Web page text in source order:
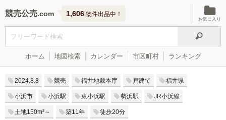
競売公売 1,606 物件出品中！
お気に入り
ホーム 地図検索 カレンダー 市区町村 ランキング
2024.8.8 競売 福井地裁本庁 戸建て 福井県
小浜市 小浜駅 東小浜駅 勢浜駅 JR小浜線
土地150m²～ 築11年 徒歩20分